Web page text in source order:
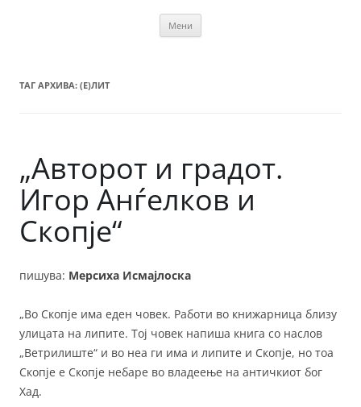
Мени
ТАГ АРХИВА: (Е)ЛИТ
„Авторот и градот.
Игор Анѓелков и
Скопје“
пишува: Мерсиха Исмајлоска
„Во Скопје има еден човек. Работи во книжарница близу
улицата на липите. Тој човек напиша книга со наслов
„Ветрилиште“ и во неа ги има и липите и Скопје, но тоа
Скопје е Скопје небаре во владеење на античкиот бог
Хад.